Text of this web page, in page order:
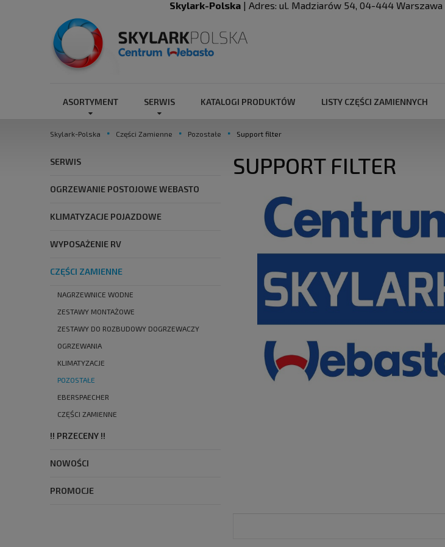
Skylark-Polska| Adres: ul. Madziarów 54, 04-444 Warszawa
ASORTYMENT SERWIS KATALOGI PRODUKTÓW LISTY CZĘŚCI ZAMIENNYCH
Skylark-Polska Części Zamienne Pozostałe Support filter
SERWIS
OGRZEWANIE POSTOJOWE WEBASTO
KLIMATYZACJE POJAZDOWE
WYPOSAŻENIE RV
CZĘŚCI ZAMIENNE
NAGRZEWNICE WODNE
ZESTAWY MONTAŻOWE
ZESTAWY DO ROZBUDOWY DOGRZEWACZY
OGRZEWANIA
KLIMATYZACJE
POZOSTAŁE
EBERSPAECHER
CZĘŚCI ZAMIENNE
!! PRZECENY !!
NOWOŚCI
PROMOCJE
SUPPORT FILTER